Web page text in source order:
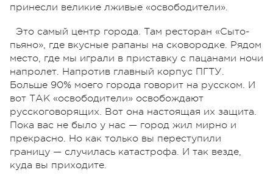
принесли великие лживые «освободители».
Это самый центр города. Там ресторан «Сыто-
пьяно», где вкусные рапаны на сковородке. Рядом
место, где мы играли в приставку с пацанами ночи
напролет. Напротив главный корпус ПГТУ.
Больше 90% моего города говорит на русском. И
вот ТАК «освободители» освобождают
русскоговорящих. Вот она настоящая их защита.
Пока вас не было у нас — город жил мирно и
прекрасно. Но как только вы переступили
границу — случилась катастрофа. И так везде,
куда вы приходите.